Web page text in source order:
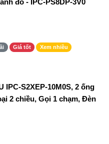
Giá tốt
Xem nhiều
IPC-S2XEP-10M0S, 2 ống
2 chiều, Gọi 1 chạm, Đèn